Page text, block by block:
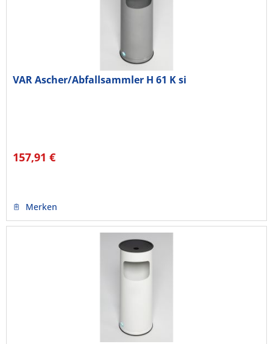
VAR Ascher/Abfallsammler H 61 K si
157,91 €
Merken